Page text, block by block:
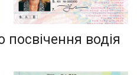
водія